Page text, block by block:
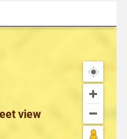
view